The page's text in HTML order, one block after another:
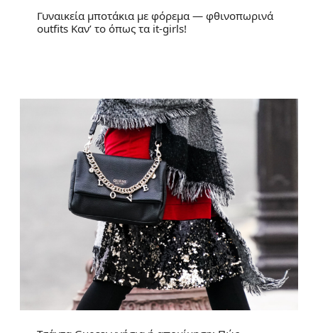
Γυναικεία μποτάκια με φόρεμα — φθινοπωρινά
outfits Καν’ το όπως τα it-girls!